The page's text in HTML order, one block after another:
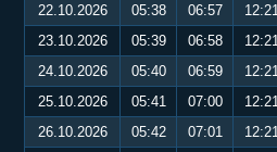
22.10.2026
05:38 06:57 12:21
23.10.2026
05:39 06:58 12:21
24.10.2026
05:40 06:59 12:21
25.10.2026
05:41 07:00 12:21
26.10.2026
05:42 07:01 12:21